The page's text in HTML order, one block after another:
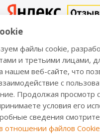
© VALBERGSAFE.RU —
и металлической
для дома и офиса,
стеллажей,
о розничных ценах,
наличии на складе
и не является
файлы cookie,
и третьими лицами,
нашем веб-сайте, что
с
Продолжая просмотр
условия его
сведения
отношении файлов Cookie